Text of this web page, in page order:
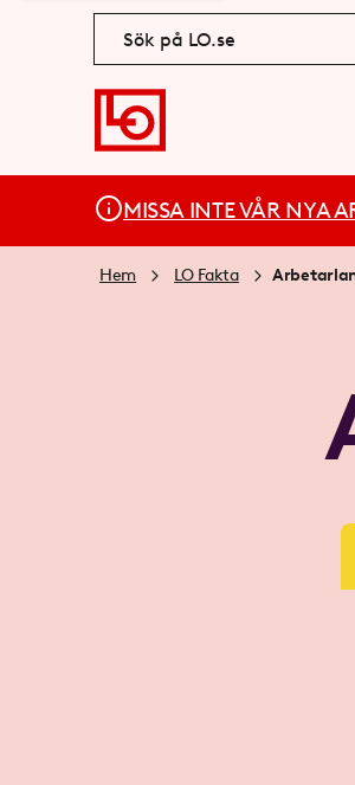
MISSA INTE VÅR NYA
Hem LO Fakta